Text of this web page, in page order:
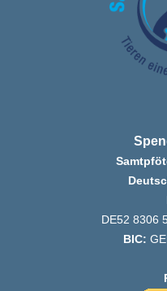
DE52 8306
BIC: